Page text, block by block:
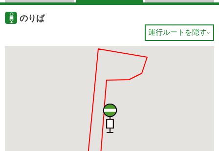
のりば
運行ルートを隠す